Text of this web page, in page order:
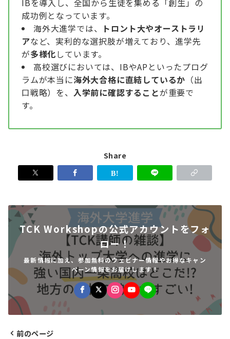
成功例となっています。
海外大進学では、
トロント大やオーストラリ
アなど、実利的な選択肢が増えており、進学先
が多様化しています。
高校選びにおいては、IBやAPといったプログ
ラムが本当に海外大合格に直結しているか （出
口戦略）を、 入学前に確認することが重要で
す。
Share
TCK Workshopの公式アカウントをフォ
ロー！
最新情報に加え、参加無料のウェビナー情報やお得なキャン
ペーン情報をお届けします！
前のページ